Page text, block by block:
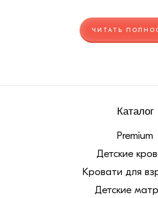
Кроватки для детей различают
Кроватки люльки для
Классические кроватки с
Двухъярусные кроватки для
Большинство кроваток
ЧИТАТЬ
Каталог
Premium
Детские
Кровати для
Детские